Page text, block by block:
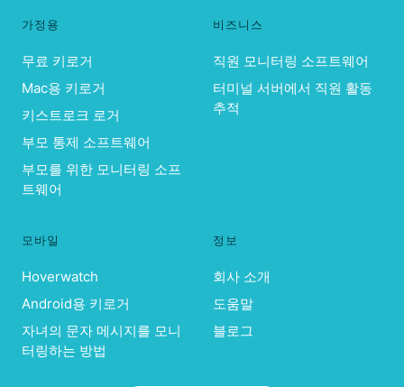
가정용
무료 키로거
Mac용 키로거
키스트로크 로거
부모 통제 소프트웨어
부모를 위한 모니터링 소프
트웨어
비즈니스
직원 모니터링 소프트웨어
터미널 서버에서 직원 활동
추적
모바일
Hoverwatch
Android용 키로거
자녀의 문자 메시지를 모니
터링하는 방법
정보
회사 소개
도움말
블로그